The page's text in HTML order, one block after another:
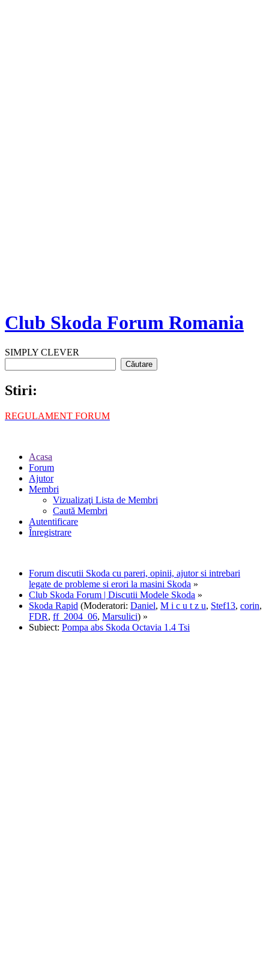
Club Skoda Forum Romania
SIMPLY CLEVER
Stiri:
REGULAMENT FORUM
Acasa
Forum
Ajutor
Membri
Vizualizaţi Lista de Membri
Caută Membri
Autentificare
Înregistrare
Forum discutii Skoda cu pareri, opinii, ajutor si intrebari
legate de probleme si erori la masini Skoda »
Club Skoda Forum | Discutii Modele Skoda »
Skoda Rapid (Moderatori: Daniel, M i c u t z u, Stef13, corin,
FDR, ff_2004_06, Marsulici) »
Subiect: Pompa abs Skoda Octavia 1.4 Tsi